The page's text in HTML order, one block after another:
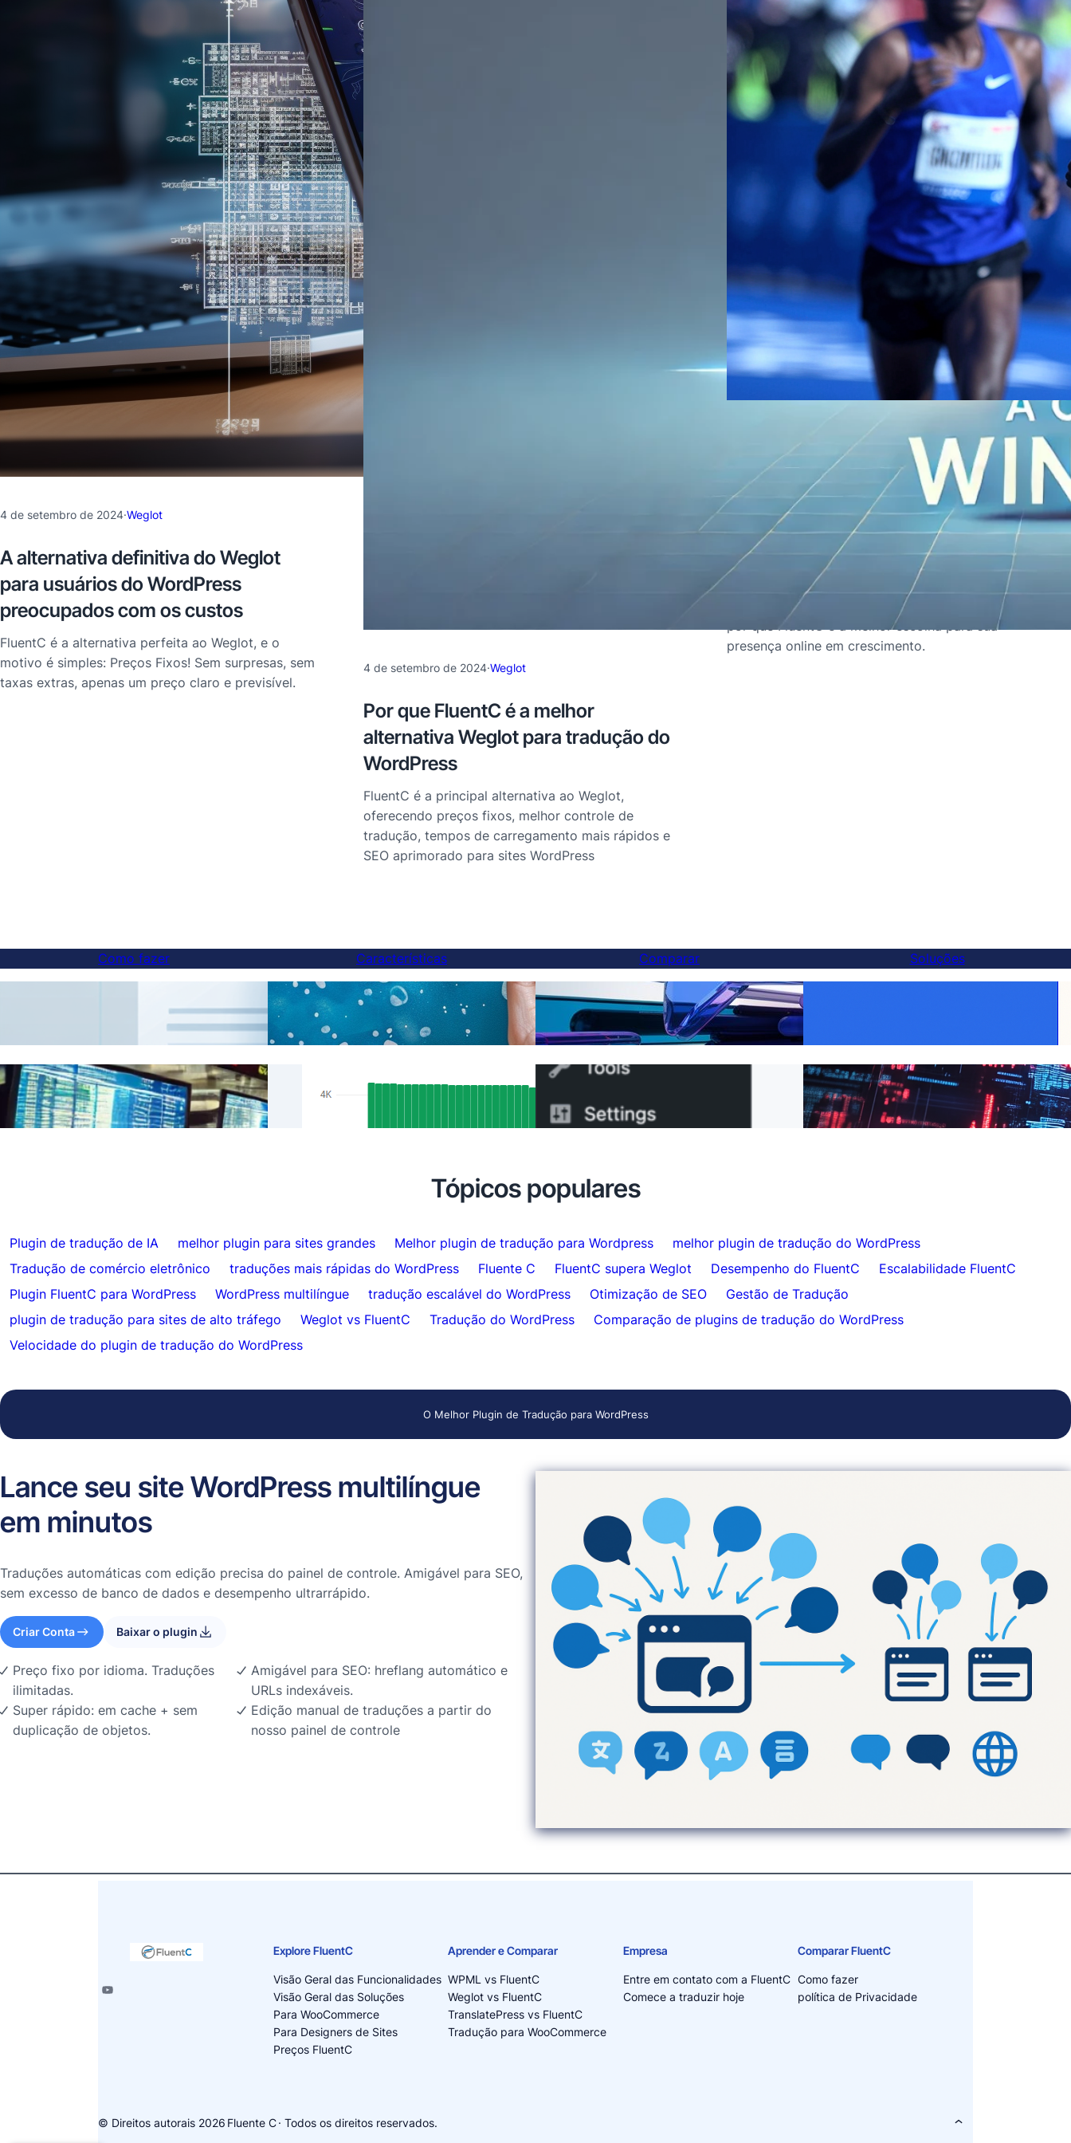
4 de setembro de 2024·Weglot
A alternativa definitiva do Weglot
para usuários do WordPress
preocupados com os custos
FluentC é a alternativa perfeita ao Weglot, e o
motivo é simples: Preços Fixos! Sem surpresas, sem
taxas extras, apenas um preço claro e previsível.
4 de setembro de 2024·Weglot
Por que FluentC é a melhor
alternativa Weglot para tradução do
WordPress
FluentC é a principal alternativa ao Weglot,
oferecendo preços fixos, melhor controle de
tradução, tempos de carregamento mais rápidos e
SEO aprimorado para sites WordPress
Por que o FluentC supera o Weglot
no gerenciamento de grandes sites
multilíngues
FluentC supera o Weglot no gerenciamento de sites
multilíngues grandes, oferecendo desempenho
superior, escalabilidade e custo-benefício. Descubra
por que FluentC é a melhor escolha para sua
presença online em crescimento.
Como fazer
Como adicionar um alternador de idioma a
Ignorar traduções para conteúdo
específico com FluentC
Características
Traduções de IA
Resultados de SEO Reais: Como o Suporte
Comparar
Finalmente, uma alternativa melhor ao
Weglot — E você pode trocar em 5 minutos
5 Minutos
Soluções
Tradução de Site Sem Esforço para
Clientes
Tópicos populares
Plugin de tradução de IA melhor plugin para sites grandes Melhor plugin de tradução para Wordpress
melhor plugin de tradução do WordPress
Tradução de comércio eletrônico
traduções mais rápidas do WordPress Fluente C FluentC supera Weglot Desempenho do FluentC
Escalabilidade FluentC
Plugin FluentC para WordPress
WordPress multilíngue tradução escalável do WordPress Otimização de SEO
Gestão de Tradução
plugin de tradução para sites de alto tráfego
Weglot vs FluentC Tradução do WordPress
Comparação de plugins de tradução do WordPress
Velocidade do plugin de tradução do WordPress
O Melhor Plugin de Tradução para WordPress
Lance seu site WordPress multilíngue
em minutos
Traduções automáticas com edição precisa do painel de controle. Amigável para SEO,
sem excesso de banco de dados e desempenho ultrarrápido.
Criar Conta Baixar o plugin
Preço fixo por idioma. Traduções
ilimitadas.
Super rápido: em cache + sem
duplicação de objetos.
Amigável para SEO: hreflang automático e
URLs indexáveis.
Edição manual de traduções a partir do
nosso painel de controle
Explore FluentC
Visão Geral das Funcionalidades
Visão Geral das Soluções
Para WooCommerce
Para Designers de Sites
Preços FluentC
Aprender e Comparar
WPML vs FluentC
Weglot vs FluentC
TranslatePress vs FluentC
Tradução para WooCommerce
Empresa
Entre em contato com a FluentC
Comece a traduzir hoje
Comparar FluentC
Como fazer
política de Privacidade
© Direitos autorais 2026 Fluente C· Todos os direitos reservados.